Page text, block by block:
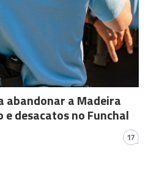
abandonar a Madeira
desacatos no Funchal
17